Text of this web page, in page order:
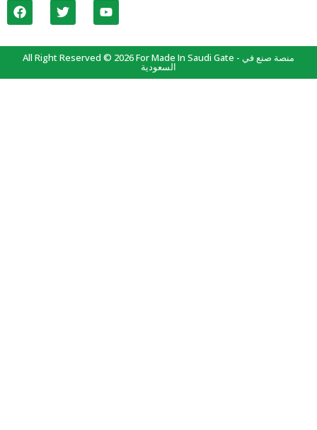
All Right Reserved © 2026 For Made In Saudi Gate - منصة صنع في
السعودية